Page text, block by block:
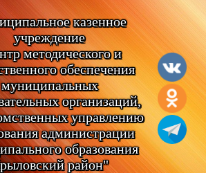
казенное
учреждение
методического и
обеспечения
муниципальных
организаций,
управлению
администрации
образования
район"